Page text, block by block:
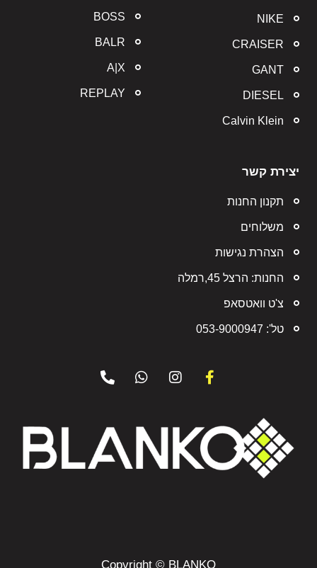
NIKE
CRAISER
GANT
DIESEL
Calvin Klein
BOSS
BALR
A|X
REPLAY
יצירת קשר
תקנון החנות
משלוחים
הצהרת נגישות
החנות: הרצל 45,רמלה
צ'ט וואטסאפ
טל': 053-9000947
Copyright © BLANKO